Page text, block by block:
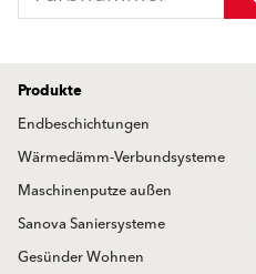
Produkte
Endbeschichtungen
Wärmedämm-Verbundsysteme
Maschinenputze außen
Sanova Saniersysteme
Gesünder Wohnen